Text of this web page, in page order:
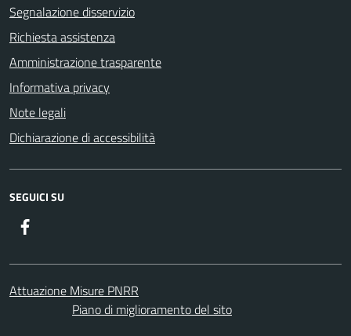
Segnalazione disservizio
Richiesta assistenza
Amministrazione trasparente
Informativa privacy
Note legali
Dichiarazione di accessibilità
SEGUICI SU
Attuazione Misure PNRR
Piano di miglioramento del sito